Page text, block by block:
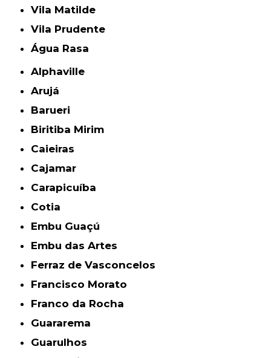
Vila Matilde
Vila Prudente
Água Rasa
Alphaville
Arujá
Barueri
Biritiba Mirim
Caieiras
Cajamar
Carapicuíba
Cotia
Embu Guaçú
Embu das Artes
Ferraz de Vasconcelos
Francisco Morato
Franco da Rocha
Guararema
Guarulhos